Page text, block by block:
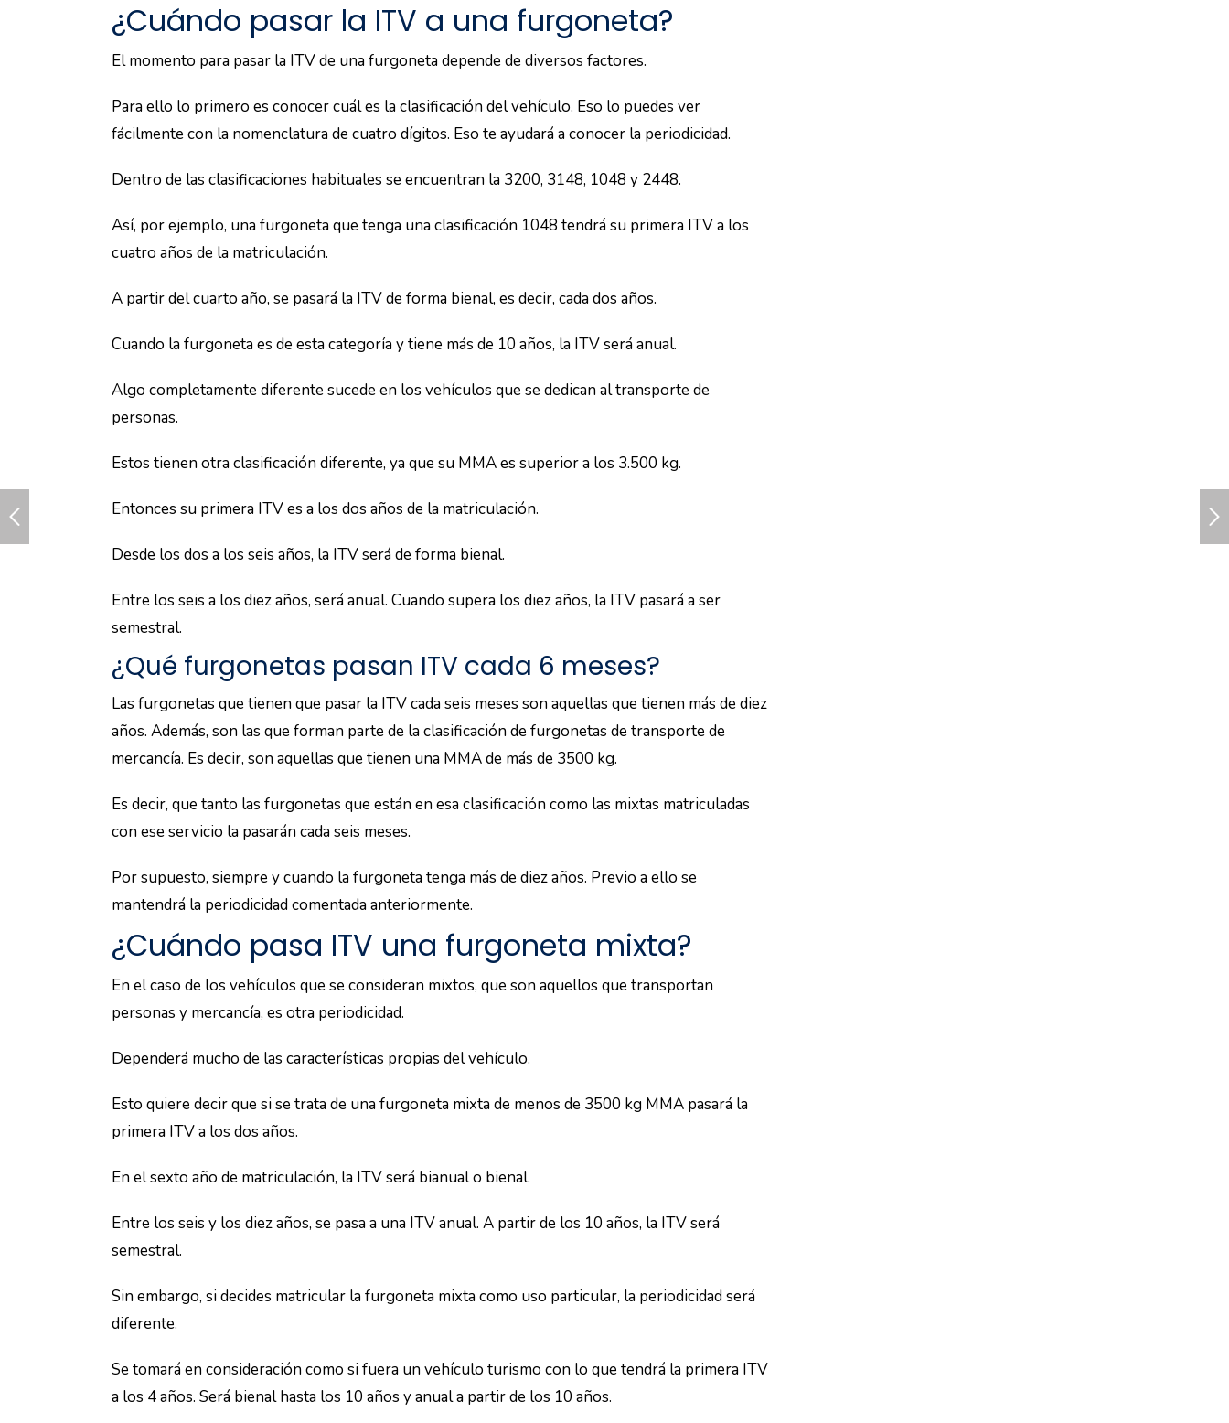
¿Cuándo pasar la ITV a una furgoneta?
El momento para pasar la ITV de una furgoneta depende de diversos factores.
Para ello lo primero es conocer cuál es la clasificación del vehículo. Eso lo puedes ver
fácilmente con la nomenclatura de cuatro dígitos. Eso te ayudará a conocer la periodicidad.
Dentro de las clasificaciones habituales se encuentran la 3200, 3148, 1048 y 2448.
Así, por ejemplo, una furgoneta que tenga una clasificación 1048 tendrá su primera ITV a los
cuatro años de la matriculación.
A partir del cuarto año, se pasará la ITV de forma bienal, es decir, cada dos años.
Cuando la furgoneta es de esta categoría y tiene más de 10 años, la ITV será anual.
Algo completamente diferente sucede en los vehículos que se dedican al transporte de
personas.
Estos tienen otra clasificación diferente, ya que su MMA es superior a los 3.500 kg.
Entonces su primera ITV es a los dos años de la matriculación.
Desde los dos a los seis años, la ITV será de forma bienal.
Entre los seis a los diez años, será anual. Cuando supera los diez años, la ITV pasará a ser
semestral.
¿Qué furgonetas pasan ITV cada 6 meses?
Las furgonetas que tienen que pasar la ITV cada seis meses son aquellas que tienen más de diez
años. Además, son las que forman parte de la clasificación de furgonetas de transporte de
mercancía. Es decir, son aquellas que tienen una MMA de más de 3500 kg.
Es decir, que tanto las furgonetas que están en esa clasificación como las mixtas matriculadas
con ese servicio la pasarán cada seis meses.
Por supuesto, siempre y cuando la furgoneta tenga más de diez años. Previo a ello se
mantendrá la periodicidad comentada anteriormente.
¿Cuándo pasa ITV una furgoneta mixta?
En el caso de los vehículos que se consideran mixtos, que son aquellos que transportan
personas y mercancía, es otra periodicidad.
Dependerá mucho de las características propias del vehículo.
Esto quiere decir que si se trata de una furgoneta mixta de menos de 3500 kg MMA pasará la
primera ITV a los dos años.
En el sexto año de matriculación, la ITV será bianual o bienal.
Entre los seis y los diez años, se pasa a una ITV anual. A partir de los 10 años, la ITV será
semestral.
Sin embargo, si decides matricular la furgoneta mixta como uso particular, la periodicidad será
diferente.
Se tomará en consideración como si fuera un vehículo turismo con lo que tendrá la primera ITV
a los 4 años. Será bienal hasta los 10 años y anual a partir de los 10 años.